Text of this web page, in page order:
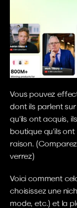
Vous pouvez
dont ils parlent
qu'ils ont acquis,
boutique qu'ils
raison.
verrez)
Voici comment
choisissez une
mode, etc.) et la